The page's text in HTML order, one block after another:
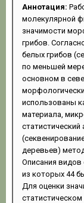
Аннотация:
молекулярной
значимости
грибов.
белых грибов
по меньшей
основном в
использованы
материала,
деревьев)
Описания видов
из которых 44
Для оценки